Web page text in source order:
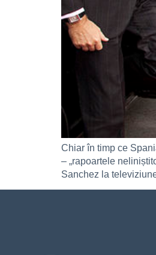
Chiar în timp ce
– „rapoartele
Sanchez la